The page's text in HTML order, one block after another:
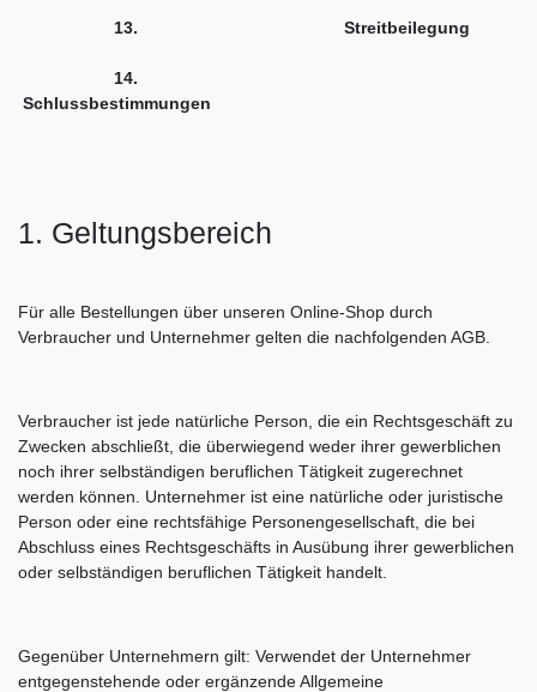
13. Streitbeilegung
14.
Schlussbestimmungen
1. Geltungsbereich
Für alle Bestellungen über unseren Online-Shop durch
Verbraucher und Unternehmer gelten die nachfolgenden AGB.
Verbraucher ist jede natürliche Person, die ein Rechtsgeschäft zu
Zwecken abschließt, die überwiegend weder ihrer gewerblichen
noch ihrer selbständigen beruflichen Tätigkeit zugerechnet
werden können. Unternehmer ist eine natürliche oder juristische
Person oder eine rechtsfähige Personengesellschaft, die bei
Abschluss eines Rechtsgeschäfts in Ausübung ihrer gewerblichen
oder selbständigen beruflichen Tätigkeit handelt.
Gegenüber Unternehmern gilt: Verwendet der Unternehmer
entgegenstehende oder ergänzende Allgemeine